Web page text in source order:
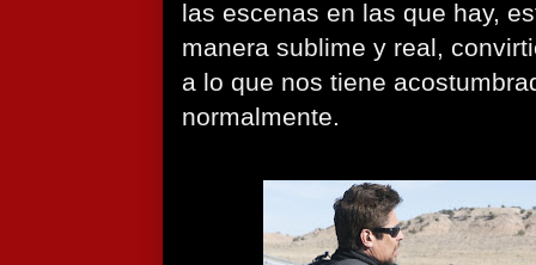
las escenas en las que hay,
manera sublime y real,
a lo que nos tiene
normalmente.